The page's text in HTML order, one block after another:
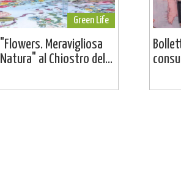
Green Life
"Flowers. Meravigliosa
Natura" al Chiostro del...